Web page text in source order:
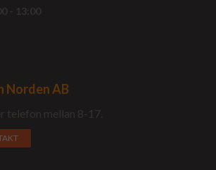
- 13:00
Norden AB
telefon mellan 8-17.